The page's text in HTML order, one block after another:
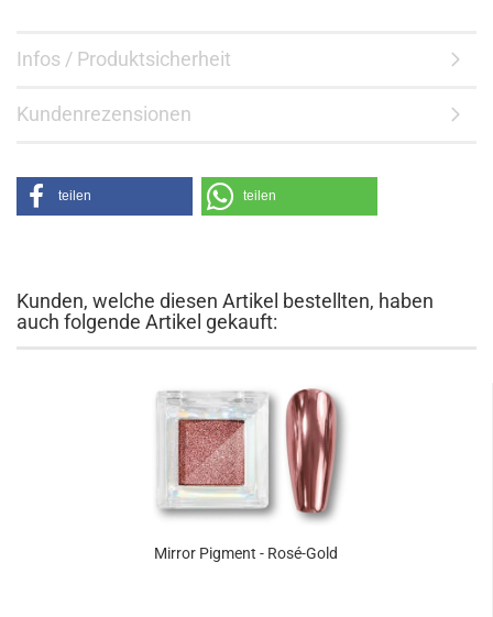
Infos / Produktsicherheit
Kundenrezensionen
teilen teilen
Kunden, welche diesen Artikel bestellten, haben
auch folgende Artikel gekauft:
Mirror Pigment - Rosé-Gold